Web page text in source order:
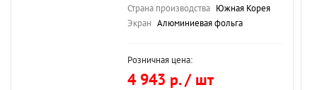
Страна производства Южная Корея
Экран Алюминиевая фольга
Розничная цена:
4 943 р. / шт